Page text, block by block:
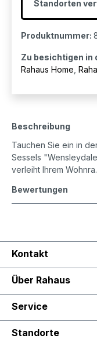
Standorten
Produktnummer:
Zu besichtigen in
Rahaus Home
Beschreibung
Tauchen Sie ein in
Sessels
verleiht Ihrem
Bewertungen
Kontakt
Über Rahaus
Service
Standorte